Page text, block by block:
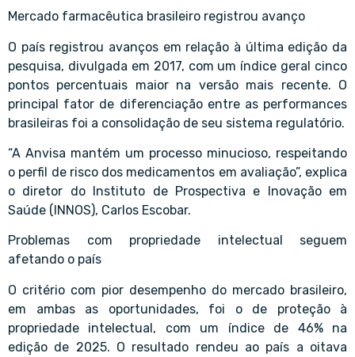
Mercado farmacêutica brasileiro registrou avanço
O país registrou avanços em relação à última edição da
pesquisa, divulgada em 2017, com um índice geral cinco
pontos percentuais maior na versão mais recente. O
principal fator de diferenciação entre as performances
brasileiras foi a consolidação de seu sistema regulatório.
“A Anvisa mantém um processo minucioso, respeitando
o perfil de risco dos medicamentos em avaliação”, explica
o diretor do Instituto de Prospectiva e Inovação em
Saúde (INNOS), Carlos Escobar.
Problemas com propriedade intelectual seguem
afetando o país
O critério com pior desempenho do mercado brasileiro,
em ambas as oportunidades, foi o de proteção à
propriedade intelectual, com um índice de 46% na
edição de 2025. O resultado rendeu ao país a oitava